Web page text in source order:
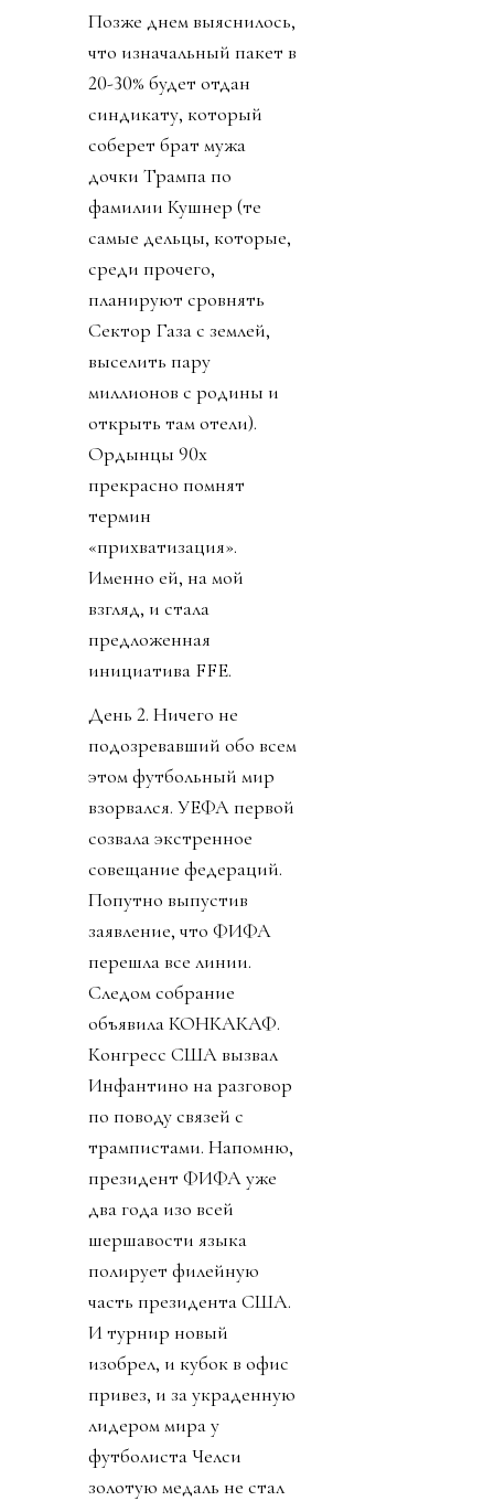
Позже днем выяснилось,
что изначальный пакет в
20-30% будет отдан
синдикату, который
соберет брат мужа
дочки Трампа по
фамилии Кушнер (те
самые дельцы, которые,
среди прочего,
планируют сровнять
Сектор Газа с землей,
выселить пару
миллионов с родины и
открыть там отели).
Ордынцы 90х
прекрасно помнят
термин
«прихватизация».
Именно ей, на мой
взгляд, и стала
предложенная
инициатива FFE.
День 2. Ничего не
подозревавший обо всем
этом футбольный мир
взорвался. УЕФА первой
созвала экстренное
совещание федераций.
Попутно выпустив
заявление, что ФИФА
перешла все линии.
Следом собрание
объявила КОНКАКАФ.
Конгресс США вызвал
Инфантино на разговор
по поводу связей с
трампистами. Напомню,
президент ФИФА уже
два года изо всей
шершавости языка
полирует филейную
часть президента США.
И турнир новый
изобрел, и кубок в офис
привез, и за украденную
лидером мира у
футболиста Челси
золотую медаль не стал